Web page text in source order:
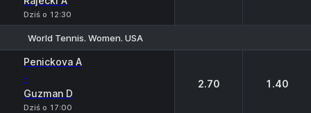
Dziś o 12:30
World Tennis. Women. USA
Penickova A
-
Guzman D
Dziś o 17:00
2.70 1.40